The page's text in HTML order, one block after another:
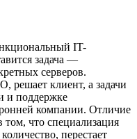
IT-
задача —
серверов.
решает клиент, а задачи
и поддержке
компании. Отличие
том, что специализация
перестает